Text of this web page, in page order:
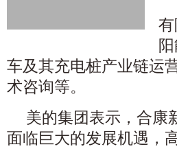
车及其充电桩产业链运
术咨询等。
美的集团表示，合康
面临巨大的发展机遇，